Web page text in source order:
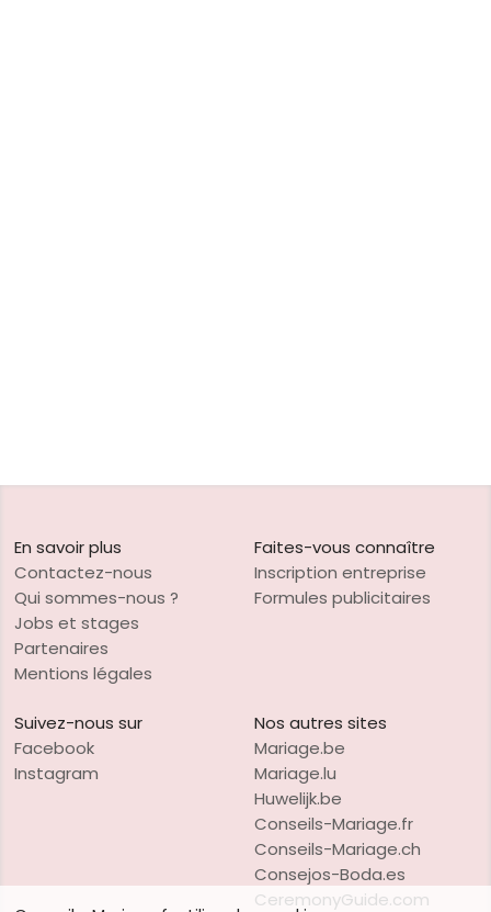
En savoir plus
Contactez-nous
Qui sommes-nous ?
Jobs et stages
Partenaires
Mentions légales
Faites-vous connaître
Inscription entreprise
Formules publicitaires
Suivez-nous sur
Facebook
Instagram
Nos autres sites
Mariage.be
Mariage.lu
Huwelijk.be
Conseils-Mariage.fr
Conseils-Mariage.ch
Consejos-Boda.es
CeremonyGuide.com